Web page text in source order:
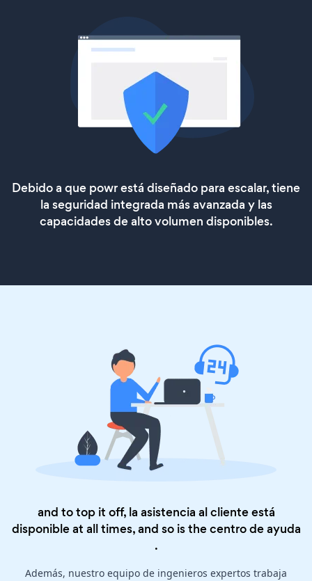
Debido a que powr está diseñado para escalar, tiene
la seguridad integrada más avanzada y las
capacidades de alto volumen disponibles.
and to top it off, la asistencia al cliente está
disponible at all times, and so is thecentro de ayuda
.
Además, nuestro equipo de ingenieros expertos trabaja